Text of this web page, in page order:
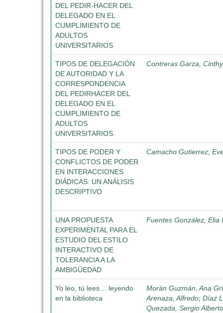
DEL PEDIR-HACER DEL
DELEGADO EN EL
CUMPLIMIENTO DE
ADULTOS
UNIVERSITARIOS
TIPOS DE DELEGACIÓN
DE AUTORIDAD Y LA
CORRESPONDENCIA
DEL PEDIRHACER DEL
DELEGADO EN EL
CUMPLIMIENTO DE
ADULTOS
UNIVERSITARIOS.
Contreras Garza,
TIPOS DE PODER Y
CONFLICTOS DE PODER
EN INTERACCIONES
DIÁDICAS: UN ANÁLISIS
DESCRIPTIVO
Camacho Gutierrez,
UNA PROPUESTA
EXPERIMENTAL PARA EL
ESTUDIO DEL ESTILO
INTERACTIVO DE
TOLERANCIA A LA
AMBIGÜEDAD
Fuentes González, Elia
Yo leo, tú lees… leyendo
en la biblioteca
Morán Guzmán, Ana
Arenaza, Alfredo; Díaz
Quezada, Sergio Alberto